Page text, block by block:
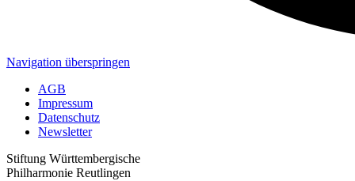
Navigation überspringen
AGB
Impressum
Datenschutz
Newsletter
Stiftung Württembergische
Philharmonie Reutlingen